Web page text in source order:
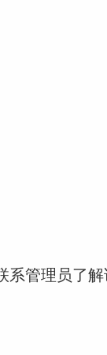
系管理员了